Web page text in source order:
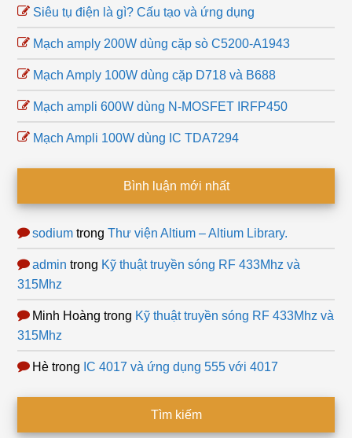
Siêu tụ điện là gì? Cấu tạo và ứng dụng
Mạch amply 200W dùng cặp sò C5200-A1943
Mạch Amply 100W dùng cặp D718 và B688
Mạch ampli 600W dùng N-MOSFET IRFP450
Mạch Ampli 100W dùng IC TDA7294
Bình luận mới nhất
sodium trongThư viện Altium – Altium Library.
admin trong Kỹ thuật truyền sóng RF 433Mhz và
315Mhz
Minh Hoàng trong Kỹ thuật truyền sóng RF 433Mhz và
315Mhz
Hè trong IC 4017 và ứng dụng 555 với 4017
Tìm kiếm